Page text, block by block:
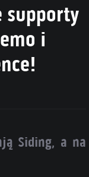
supporty
i
Siding, a na